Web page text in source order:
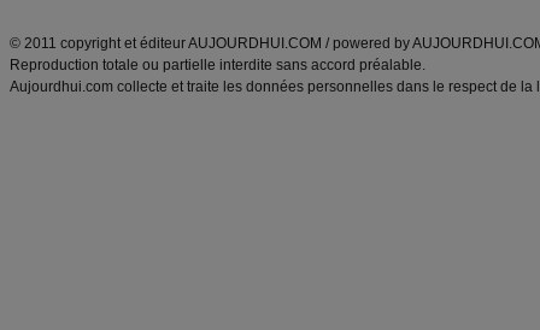
© 2011 copyright et éditeur AUJOURDHUI.COM / powered by
Reproduction totale ou partielle interdite sans accord préalable.
Aujourdhui.com collecte et traite les données personnelles dans le respect de